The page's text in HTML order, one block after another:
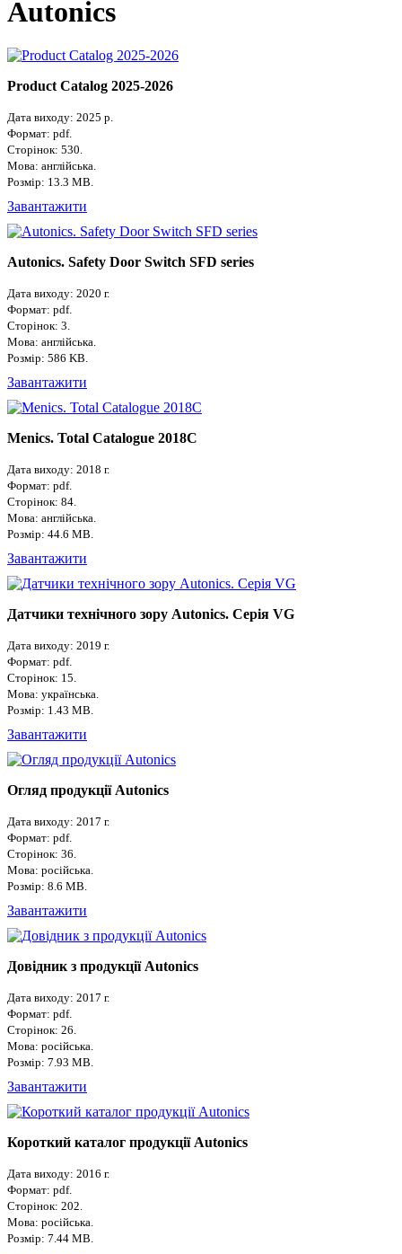
Autonics
Product Catalog 2025-2026
Дата виходу: 2025 р.
Формат: pdf.
Сторінок: 530.
Мова: англійська.
Розмір: 13.3 MB.
Завантажити
Autonics. Safety Door Switch SFD series
Дата виходу: 2020 г.
Формат: pdf.
Сторінок: 3.
Мова: англійська.
Розмір: 586 KB.
Завантажити
Menics. Total Catalogue 2018C
Дата виходу: 2018 г.
Формат: pdf.
Сторінок: 84.
Мова: англійська.
Розмір: 44.6 MB.
Завантажити
Датчики технічного зору Autonics. Серія VG
Дата виходу: 2019 г.
Формат: pdf.
Сторінок: 15.
Мова: українська.
Розмір: 1.43 MB.
Завантажити
Огляд продукції Autonics
Дата виходу: 2017 г.
Формат: pdf.
Сторінок: 36.
Мова: російська.
Розмір: 8.6 MB.
Завантажити
Довідник з продукції Autonics
Дата виходу: 2017 г.
Формат: pdf.
Сторінок: 26.
Мова: російська.
Розмір: 7.93 MB.
Завантажити
Короткий каталог продукції Autonics
Дата виходу: 2016 г.
Формат: pdf.
Сторінок: 202.
Мова: російська.
Розмір: 7.44 MB.